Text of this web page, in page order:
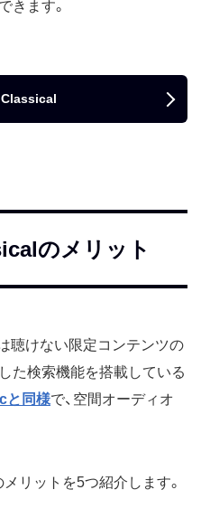
きます。
のメリット
聴けない限定コンテンツの
た検索機能を搭載している
と同様で、空間オーディオ
リットを5つ紹介します。